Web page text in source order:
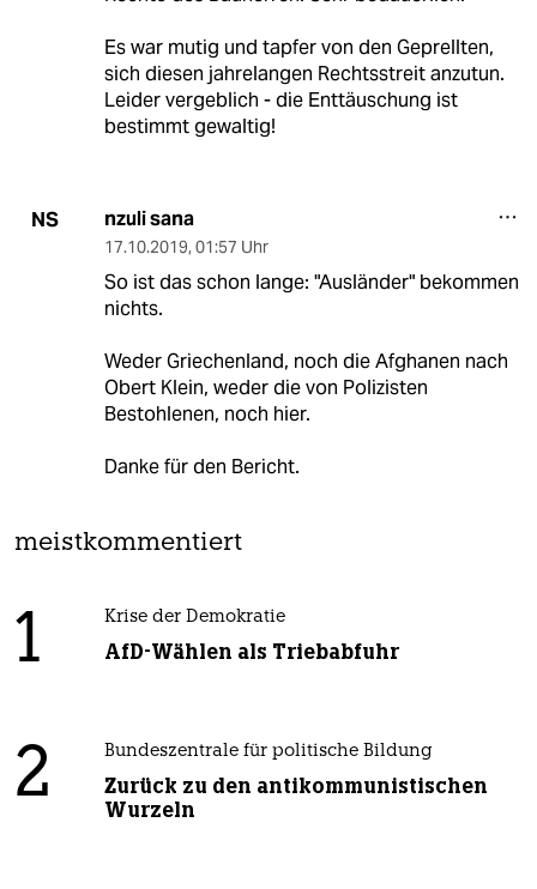
Es war mutig und tapfer von den Geprellten,
sich diesen jahrelangen Rechtsstreit anzutun.
Leider vergeblich - die Enttäuschung ist
bestimmt gewaltig!
NS nzuli sana
17.10.2019, 01:57 Uhr
So ist das schon lange: "Ausländer" bekommen
nichts.
Weder Griechenland, noch die Afghanen nach
Obert Klein, weder die von Polizisten
Bestohlenen, noch hier.
Danke für den Bericht.
meistkommentiert
1 Krise der Demokratie
AfD-Wählen als Triebabfuhr
2 Bundeszentrale für politische Bildung
Zurück zu den antikommunistischen
Wurzeln